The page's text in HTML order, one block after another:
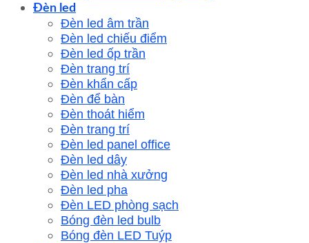
Đèn led
Đèn led âm trần
Đèn led chiếu điểm
Đèn led ốp trần
Đèn trang trí
Đèn khẩn cấp
Đèn để bàn
Đèn thoát hiểm
Đèn trang trí
Đèn led panel office
Đèn led dây
Đèn led nhà xưởng
Đèn led pha
Đèn LED phòng sạch
Bóng đèn led bulb
Bóng đèn LED Tuýp